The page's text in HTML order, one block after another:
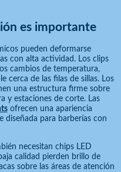
es importante
pueden deformarse
con alta actividad. Los clips
cambios de temperatura,
cerca de las filas de sillas. Los
una estructura firme sobre
y estaciones de corte. Las
ofrecen una apariencia
diseñada para barberías con
necesitan chips LED
calidad pierden brillo de
sobre las áreas de atención